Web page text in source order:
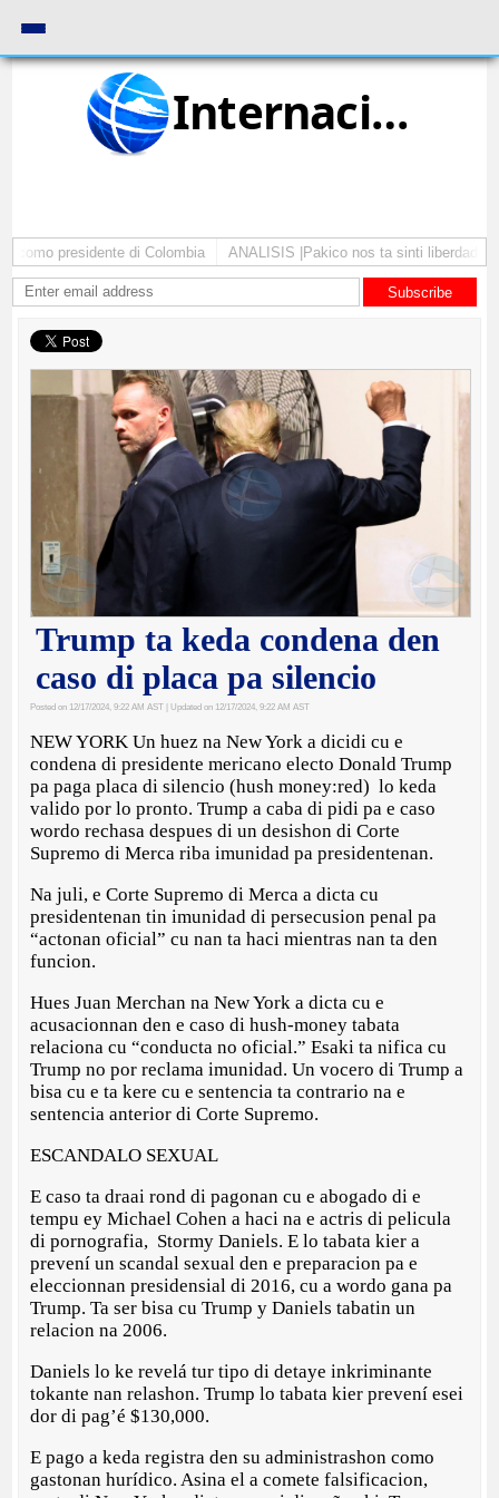
Internacional
presidente di Colombia ANALISIS |Pakico nos ta sinti liberdad pa
Subscribe
Trump ta keda condena den
caso di placa pa silencio
Posted on 12/17/2024, 9:22 AM AST | Updated on 12/17/2024, 9:22 AM AST
NEW YORK Un huez na New York a dicidi cu e
condena di presidente mericano electo Donald Trump
pa paga placa di silencio (hush money:red) lo keda
valido por lo pronto. Trump a caba di pidi pa e caso
wordo rechasa despues di un desishon di Corte
Supremo di Merca riba imunidad pa presidentenan.
Na juli, e Corte Supremo di Merca a dicta cu
presidentenan tin imunidad di persecusion penal pa
“actonan oficial” cu nan ta haci mientras nan ta den
funcion.
Hues Juan Merchan na New York a dicta cu e
acusacionnan den e caso di hush-money tabata
relaciona cu “conducta no oficial.” Esaki ta nifica cu
Trump no por reclama imunidad. Un vocero di Trump a
bisa cu e ta kere cu e sentencia ta contrario na e
sentencia anterior di Corte Supremo.
ESCANDALO SEXUAL
E caso ta draai rond di pagonan cu e abogado di e
tempu ey Michael Cohen a haci na e actris di pelicula
di pornografia, Stormy Daniels. E lo tabata kier a
prevení un scandal sexual den e preparacion pa e
eleccionnan presidensial di 2016, cu a wordo gana pa
Trump. Ta ser bisa cu Trump y Daniels tabatin un
relacion na 2006.
Daniels lo ke revelá tur tipo di detaye inkriminante
tokante nan relashon. Trump lo tabata kier prevení esei
dor di pag’é $130,000.
E pago a keda registra den su administrashon como
gastonan hurídico. Asina el a comete falsificacion,